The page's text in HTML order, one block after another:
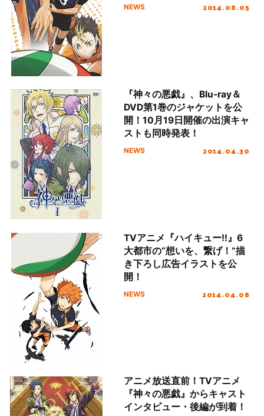
NEWS 2014.08.05
『神々の悪戯』、Blu-ray＆
DVD第1巻のジャケットを公
開！10月19日開催の出演キャ
ストも同時発表！
NEWS 2014.04.30
TVアニメ『ハイキュー!!』6
大都市の“想いを、繋げ！”描
き下ろし広告イラストを公
開！
NEWS 2014.04.08
アニメ放送直前！TVアニメ
『神々の悪戯』からキャスト
インタビュー・後編が到着！